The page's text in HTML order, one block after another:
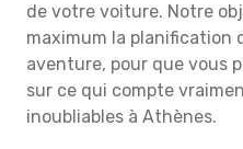
de votre voiture. Notre
maximum la planification
aventure, pour que vous
sur ce qui compte
inoubliables à Athènes.